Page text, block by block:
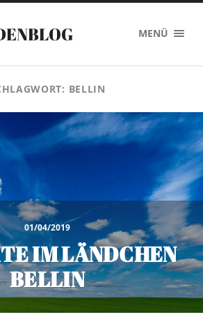
MENÜ
BELLIN
01/04/2019
IM LÄNDCHEN
BELLIN